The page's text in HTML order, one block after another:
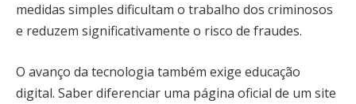
medidas simples dificultam o trabalho dos criminosos
e reduzem significativamente o risco de fraudes.
O avanço da tecnologia também exige educação
digital. Saber diferenciar uma página oficial de um site